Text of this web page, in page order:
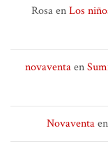
RosaenLos
novaventaen
Novaventaen